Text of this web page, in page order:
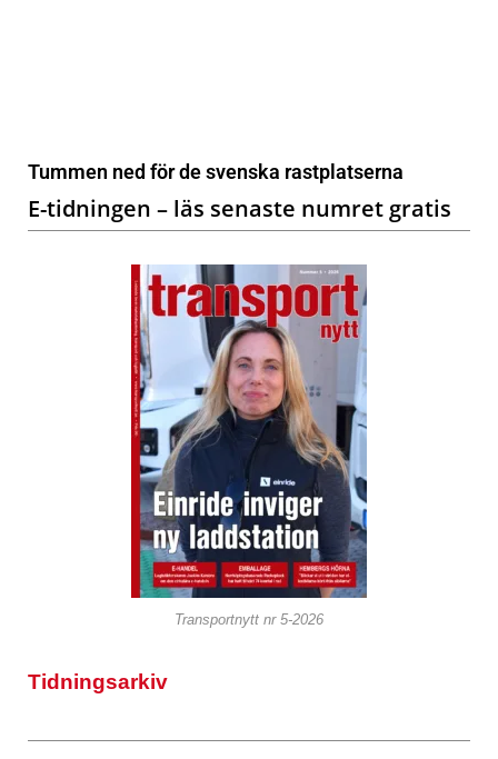
Tummen ned för de svenska rastplatserna
E-tidningen – läs senaste numret gratis
Transportnytt nr 5-2026
Tidningsarkiv